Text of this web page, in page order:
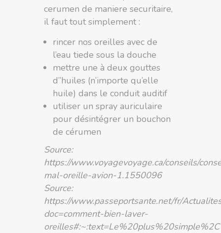
cerumen de maniere securitaire,
il faut tout simplement :
rincer nos oreilles avec de
l’eau tiede sous la douche
mettre une à deux gouttes
d”huiles (n’importe qu’elle
huile) dans le conduit auditif
utiliser un spray auriculaire
pour désintégrer un bouchon
de cérumen
Source:
https://www.voyagevoyage.ca/conseils/
mal-oreille-avion-1.1550096
Source:
https://www.passeportsante.net/fr/
doc=comment-bien-laver-